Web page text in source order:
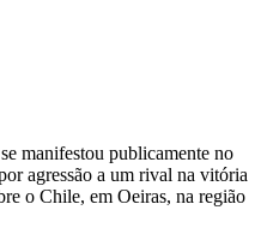
se manifestou publicamente no
agressão a um rival na vitória
o Chile, em Oeiras, na região